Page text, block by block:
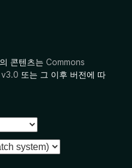
콘텐츠는 Commons
또는 그 이후 버전에 따